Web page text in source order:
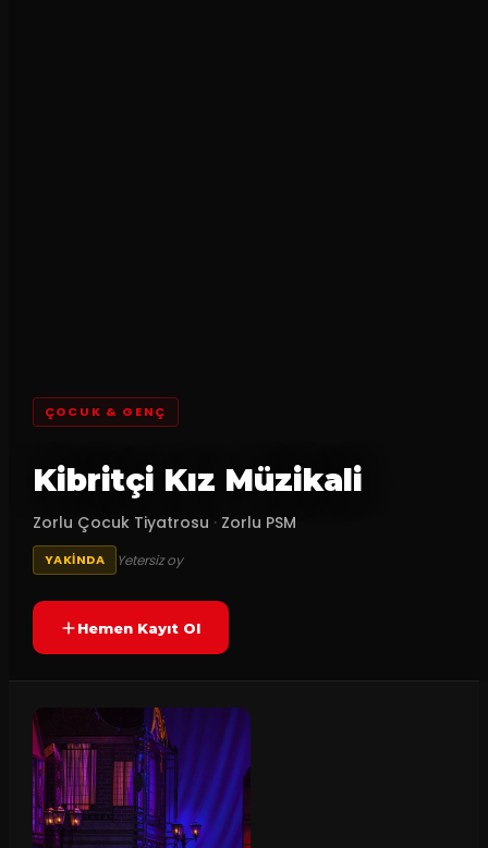
ÇOCUK & GENÇ
Kibritçi Kız Müzikali
Zorlu Çocuk Tiyatrosu · Zorlu PSM
YAKINDA Yetersiz oy
Hemen Kayıt Ol